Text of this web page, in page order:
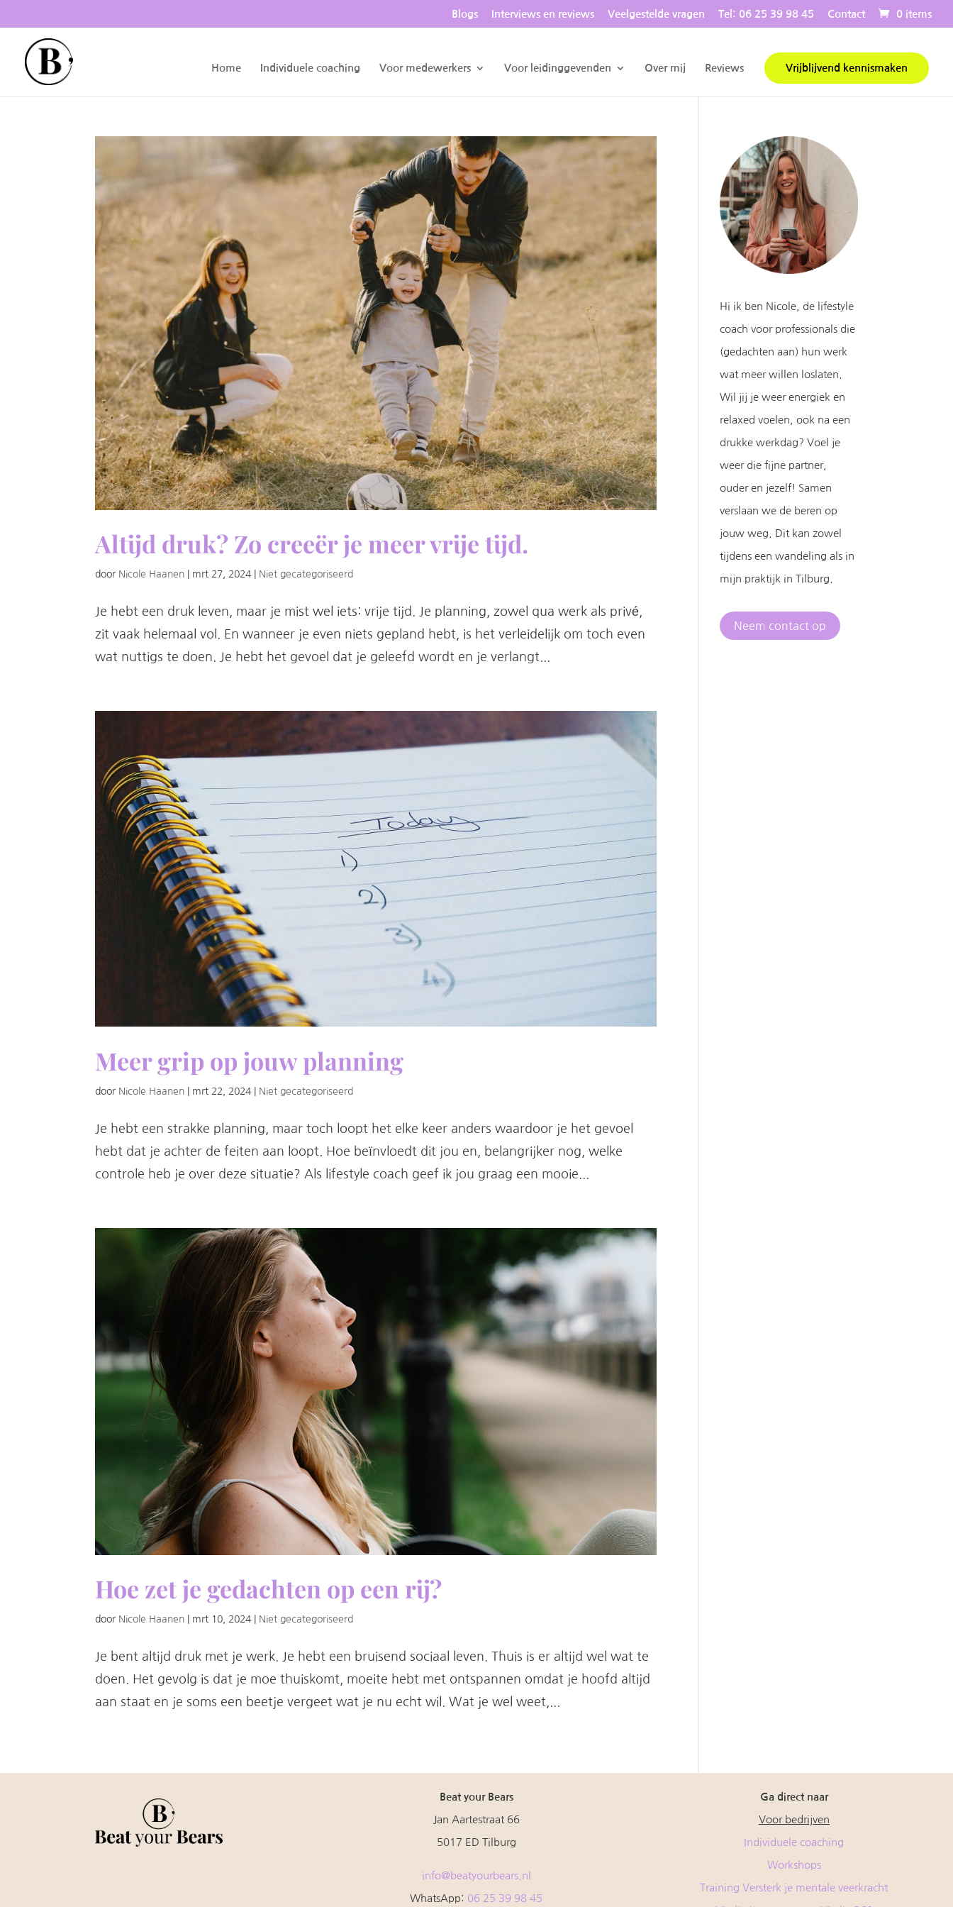
Blogs Interviews en reviews Veelgestelde vragen Tel: 06 25 39 98 45 Contact 0 items
Home Individuele coaching Voor medewerkers Voor leidinggevenden Over mij Reviews Vrijblijvend kennismaken
Altijd druk? Zo creeër je meer vrije tijd.
door Nicole Haanen mrt 27, 2024 Niet gecategoriseerd
Je hebt een druk leven, maar je mist wel iets: vrije tijd. Je planning, zowel qua werk als privé,
zit vaak helemaal vol. En wanneer je even niets gepland hebt, is het verleidelijk om toch even
wat nuttigs te doen. Je hebt het gevoel dat je geleefd wordt en je verlangt...
Meer grip op jouw planning
door Nicole Haanen mrt 22, 2024 Niet gecategoriseerd
Je hebt een strakke planning, maar toch loopt het elke keer anders waardoor je het gevoel
hebt dat je achter de feiten aan loopt. Hoe beïnvloedt dit jou en, belangrijker nog, welke
controle heb je over deze situatie? Als lifestyle coach geef ik jou graag een mooie...
Hoe zet je gedachten op een rij?
door Nicole Haanen mrt 10, 2024 Niet gecategoriseerd
Je bent altijd druk met je werk. Je hebt een bruisend sociaal leven. Thuis is er altijd wel wat te
doen. Het gevolg is dat je moe thuiskomt, moeite hebt met ontspannen omdat je hoofd altijd
aan staat en je soms een beetje vergeet wat je nu echt wil. Wat je wel weet,...
Hi ik ben Nicole, de lifestyle
coach voor professionals die
(gedachten aan) hun werk
wat meer willen loslaten.
Wil jij je weer energiek en
relaxed voelen, ook na een
drukke werkdag? Voel je
weer die fijne partner,
ouder en jezelf! Samen
verslaan we de beren op
jouw weg. Dit kan zowel
tijdens een wandeling als in
mijn praktijk in Tilburg.
Neem contact op
Beat your Bears
Jan Aartestraat 66
5017 ED Tilburg
info@beatyourbears.nl
WhatsApp: 06 25 39 98 45
Ga direct naar
Voor bedrijven
Individuele coaching
Workshops
Training Versterk je mentale veerkracht